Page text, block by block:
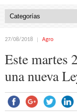
27/08/2018 Agro
Este martes
una nueva